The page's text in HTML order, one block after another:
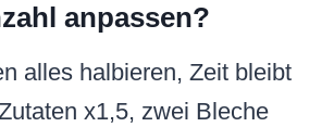
anpassen?
alles halbieren, Zeit bleibt
x1,5, zwei Bleche